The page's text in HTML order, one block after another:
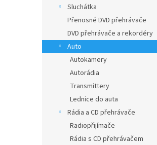
Sluchátka
Přenosné DVD přehrávače
DVD přehrávače a rekordéry
Auto
Autokamery
Autorádia
Transmittery
Lednice do auta
Rádia a CD přehrávače
Radiopřijímače
Rádia s CD přehrávačem